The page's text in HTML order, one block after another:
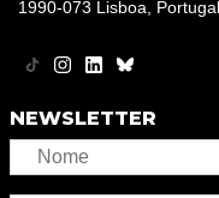
1990-073 Lisboa, Portugal
NEWSLETTER